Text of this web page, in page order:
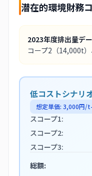
潜在的環境財務
2023年度排出量デ
コープ2 （14,000t）
低コストシナリ
想定単価: 3,000円/
スコープ1:
スコープ2:
スコープ3:
総額: